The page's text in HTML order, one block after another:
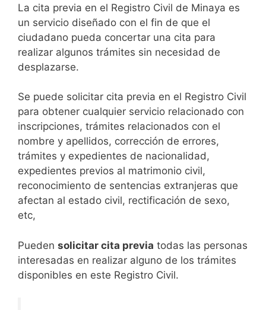
​​​​​​​​​​​​​​​​​​​​​​​​​​​​La cita previa en el Registro Civil de Minaya es
un servicio diseñado con el fin de que el
ciudadano pueda concertar una cita para
realizar algunos trámites sin necesidad de
desplazarse.​
Se puede solicitar cita previa en el Registro Civil
para obtener cualquier servicio relacionado con
inscripciones, trámites relacionados con el
nombre y apellidos, corrección de errores,
trámites y expedientes de nacionalidad,
expedientes previos al matrimonio civil,
reconocimiento de sentencias extranjeras que
afectan al estado civil, rectificación de sexo,
etc,
​Pueden solicitar cita previa todas las personas
interesadas en realizar alguno de los trámites
disponibles en este Registro Civil.​